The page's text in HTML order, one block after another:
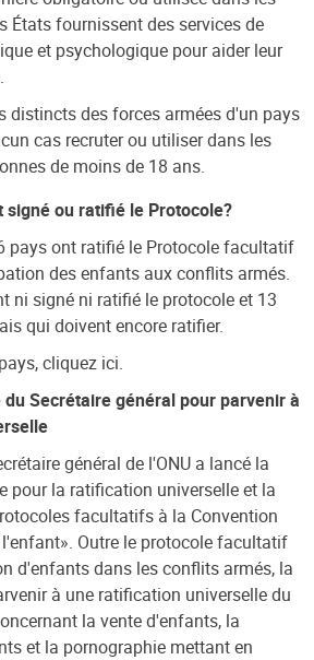
États fournissent des services de
et psychologique pour aider leur
distincts des forces armées d'un pays
cas recruter ou utiliser dans les
de moins de 18 ans.
signé ou ratifié le Protocole?
pays ont ratifié le Protocole facultatif
des enfants aux conflits armés.
ni signé ni ratifié le protocole et 13
qui doivent encore ratifier.
cliquez ici.
Secrétaire général pour parvenir à
général de l'ONU a lancé la
pour la ratification universelle et la
facultatifs à la Convention
Outre le protocole facultatif
d'enfants dans les conflits armés, la
à une ratification universelle du
la vente d'enfants, la
et la pornographie mettant en